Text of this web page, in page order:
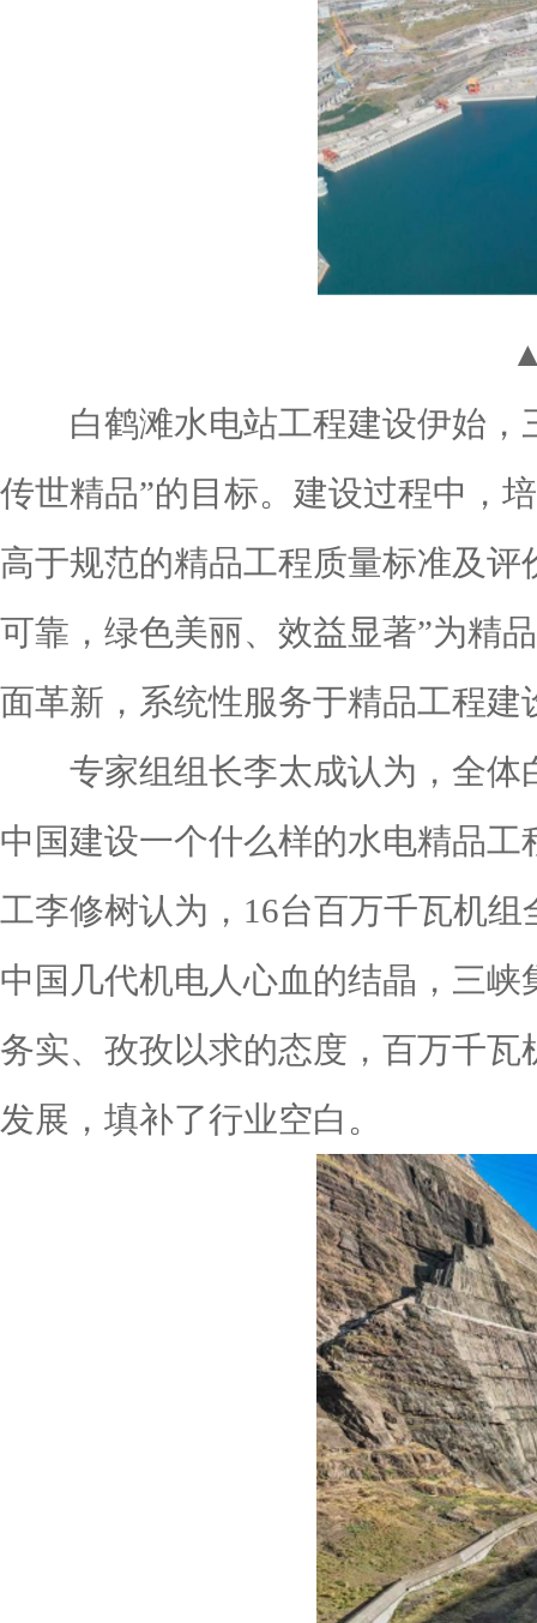
白鹤滩水电站工程建设伊始，
传世精品”的目标。建设过程中，
高于规范的精品工程质量标准及
可靠，绿色美丽、效益显著”为精
面革新，系统性服务于精品工程
专家组组长李太成认为，全体
中国建设一个什么样的水电精品
工李修树认为，16台百万千瓦机
中国几代机电人心血的结晶，三
务实、孜孜以求的态度，百万千
发展，填补了行业空白。